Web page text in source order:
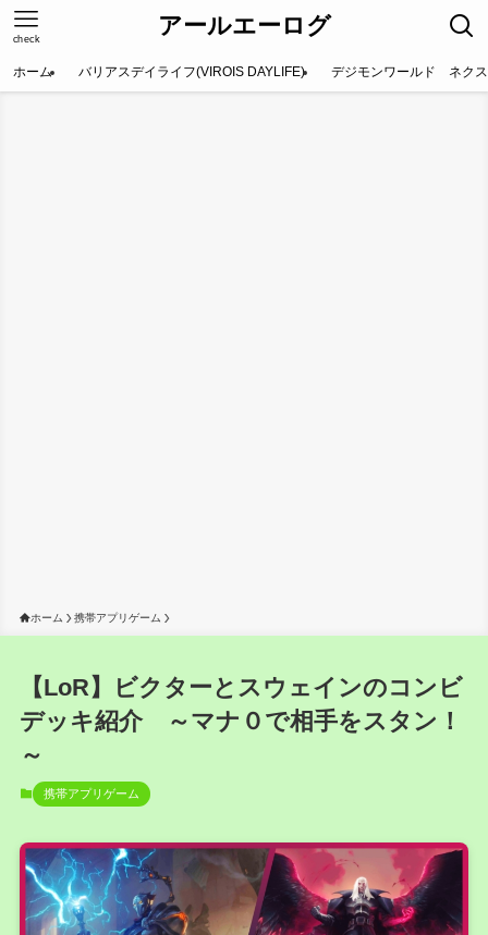
アールエーログ
check
ホーム バリアスデイライフ(VIROIS DAYLIFE) デジモンワールド ネク
ホーム 携帯アプリゲーム
【LoR】ビクターとスウェインのコンビ
デッキ紹介 ～マナ０で相手をスタン！
～
携帯アプリゲーム